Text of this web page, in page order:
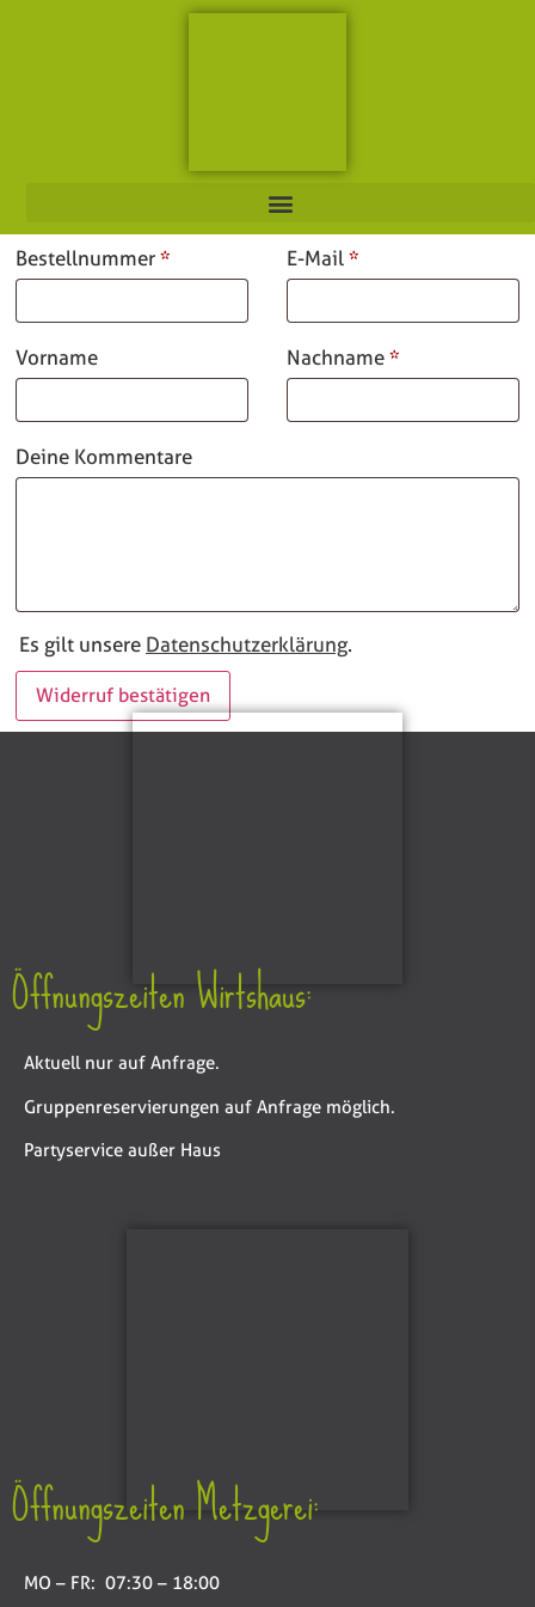
Bestellnummer * E-Mail *
Vorname Nachname *
Page URI *erforderlich
Deine Kommentare
Es gilt unsere Datenschutzerklärung.
Widerruf bestätigen
Öffnungszeiten Wirtshaus:
Aktuell nur auf Anfrage.
Gruppenreservierungen auf Anfrage möglich.
Partyservice außer Haus
Öffnungszeiten Metzgerei:
MO – FR: 07:30 – 18:00